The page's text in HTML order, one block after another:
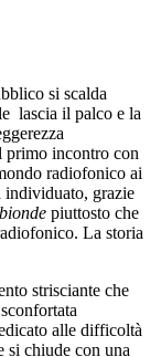
si scalda
lascia il palco e la
primo incontro con
radiofonico ai
individuato, grazie
piuttosto che
La storia
strisciante che
alle difficoltà
chiude con una